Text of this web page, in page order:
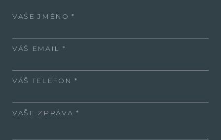
VAŠE JMÉNO
VÁŠ EMAIL
VÁŠ TELEFON
VAŠE ZPRÁVA